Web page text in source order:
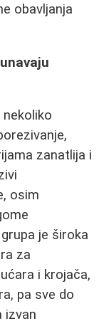
obavljanja
zanatlija i
osim
je široka
za
i krojača,
pa sve do
izvan